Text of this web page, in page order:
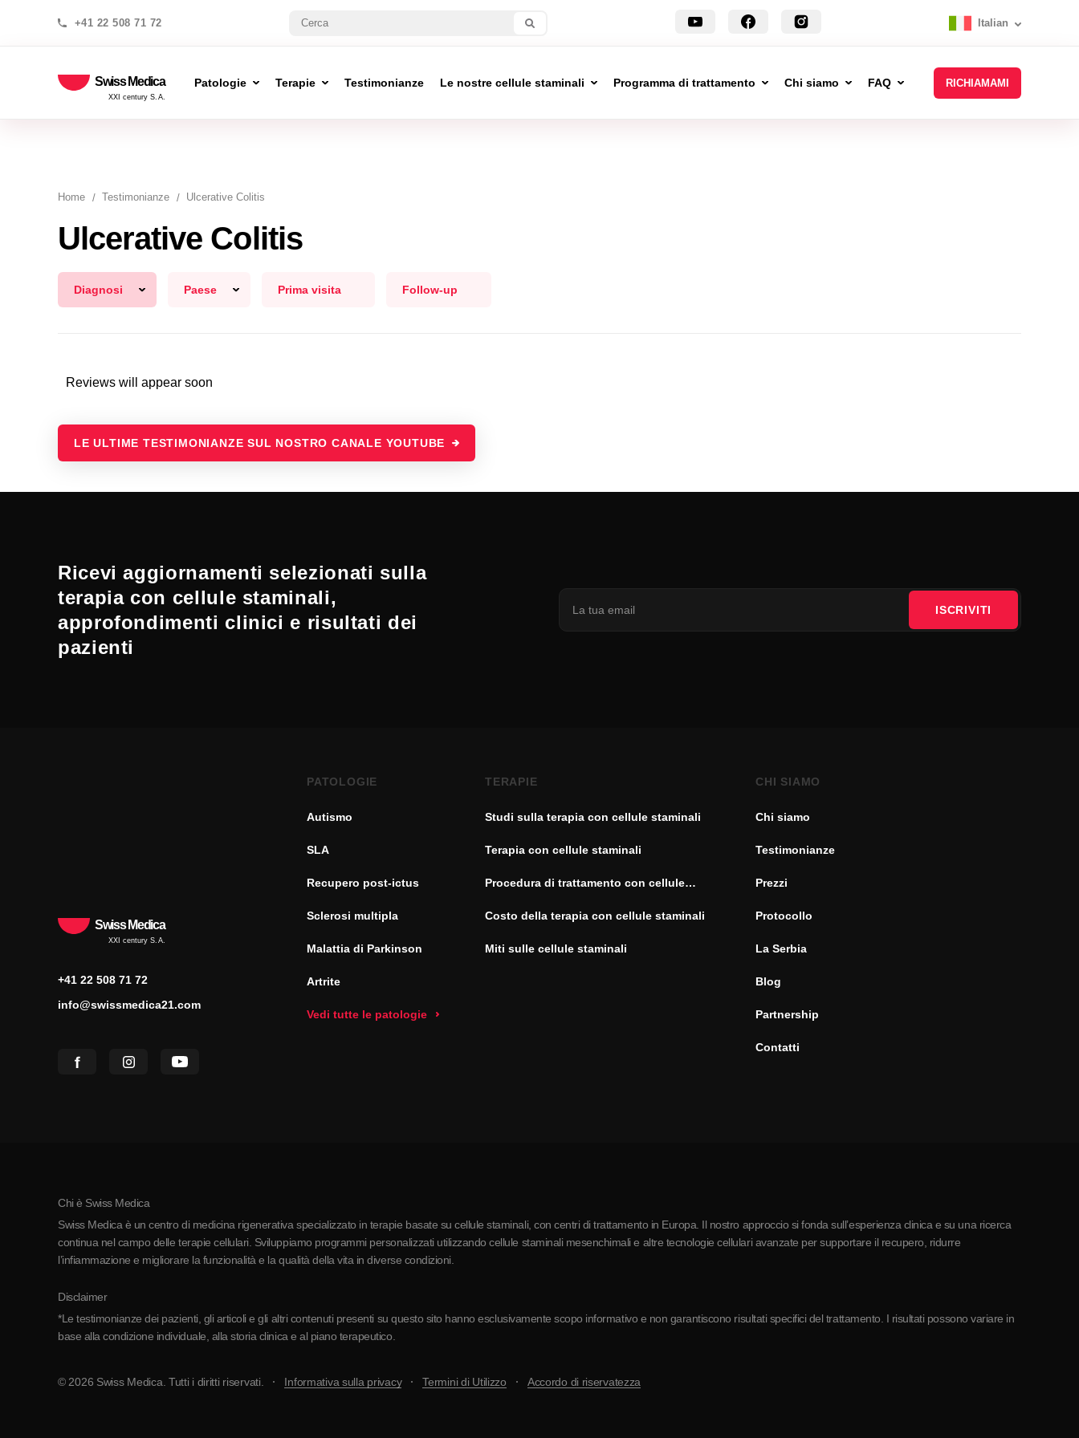
+41 22 508 71 72 Italian
Swiss Medica
XXI century S.A.
Patologie Terapie Testimonianze Le nostre cellule staminali Programma di trattamento Chi siamo FAQ RICHIAMAMI
Home Testimonianze Ulcerative Colitis
Ulcerative Colitis
Diagnosi Paese Prima visita Follow-up
Reviews will appear soon
LE ULTIME TESTIMONIANZE SUL NOSTRO CANALE YOUTUBE
Ricevi aggiornamenti selezionati sulla
terapia con cellule staminali,
approfondimenti clinici e risultati dei
pazienti
ISCRIVITI
Swiss Medica
XXI century S.A.
+41 22 508 71 72
info@swissmedica21.com
PATOLOGIE
Autismo
SLA
Recupero post-ictus
Sclerosi multipla
Malattia di Parkinson
Artrite
Vedi tutte le patologie
TERAPIE
Studi sulla terapia con cellule staminali
Terapia con cellule staminali
Procedura di trattamento con cellule
Costo della terapia con cellule staminali
Miti sulle cellule staminali
CHI SIAMO
Chi siamo
Testimonianze
Prezzi
Protocollo
La Serbia
Blog
Partnership
Contatti
Chi è Swiss Medica
Swiss Medica è un centro di medicina rigenerativa specializzato in terapie basate su cellule staminali, con centri di trattamento in Europa. Il nostro approccio si fonda sull’esperienza clinica e su una ricerca
continua nel campo delle terapie cellulari. Sviluppiamo programmi personalizzati utilizzando cellule staminali mesenchimali e altre tecnologie cellulari avanzate per supportare il recupero, ridurre
l’infiammazione e migliorare la funzionalità e la qualità della vita in diverse condizioni.
Disclaimer
*Le testimonianze dei pazienti, gli articoli e gli altri contenuti presenti su questo sito hanno esclusivamente scopo informativo e non garantiscono risultati specifici del trattamento. I risultati possono variare in
base alla condizione individuale, alla storia clinica e al piano terapeutico.
© 2026 Swiss Medica. Tutti i diritti riservati. Informativa sulla privacy Termini di Utilizzo Accordo di riservatezza